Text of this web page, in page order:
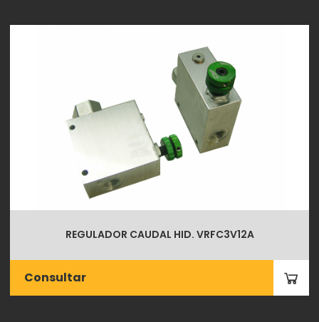
REGULADOR CAUDAL HID. VRFC3V12A
Consultar